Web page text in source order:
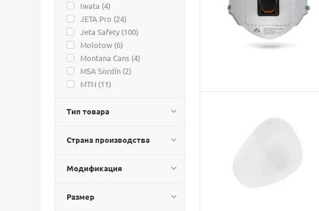
Iwata (4)
JETA Pro (24)
Jeta Safety (100)
Molotow (6)
Montana Cans (4)
MSA Sordin (2)
MTN (11)
Sagola (4
WOLF (
)
Тип товара
Страна производства
Модификация
Размер